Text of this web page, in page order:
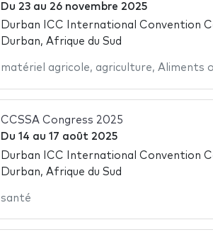
Du 23au 26 novembre 2025
Durban ICC International Convention
Durban, Afrique du Sud
matériel agricole, agriculture, Aliments
CCSSA Congress 2025
Du 14 au 17 août 2025
Durban ICC International Convention
Durban, Afrique du Sud
santé